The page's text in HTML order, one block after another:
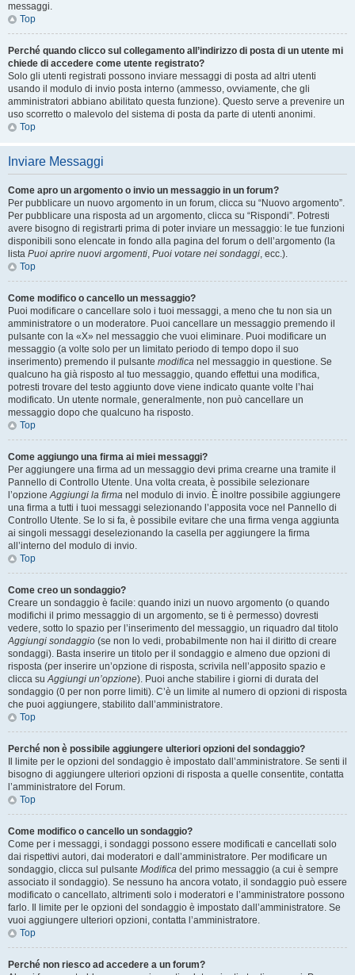
messaggi.
Top
Perché quando clicco sul collegamento all’indirizzo di posta di un utente mi
chiede di accedere come utente registrato?
Solo gli utenti registrati possono inviare messaggi di posta ad altri utenti
usando il modulo di invio posta interno (ammesso, ovviamente, che gli
amministratori abbiano abilitato questa funzione). Questo serve a prevenire un
uso scorretto o malevolo del sistema di posta da parte di utenti anonimi.
Top
Inviare Messaggi
Come apro un argomento o invio un messaggio in un forum?
Per pubblicare un nuovo argomento in un forum, clicca su “Nuovo argomento”.
Per pubblicare una risposta ad un argomento, clicca su “Rispondi”. Potresti
avere bisogno di registrarti prima di poter inviare un messaggio: le tue funzioni
disponibili sono elencate in fondo alla pagina del forum o dell’argomento (la
lista Puoi aprire nuovi argomenti, Puoi votare nei sondaggi, ecc.).
Top
Come modifico o cancello un messaggio?
Puoi modificare o cancellare solo i tuoi messaggi, a meno che tu non sia un
amministratore o un moderatore. Puoi cancellare un messaggio premendo il
pulsante con la «X» nel messaggio che vuoi eliminare. Puoi modificare un
messaggio (a volte solo per un limitato periodo di tempo dopo il suo
inserimento) premendo il pulsante modifica nel messaggio in questione. Se
qualcuno ha già risposto al tuo messaggio, quando effettui una modifica,
potresti trovare del testo aggiunto dove viene indicato quante volte l’hai
modificato. Un utente normale, generalmente, non può cancellare un
messaggio dopo che qualcuno ha risposto.
Top
Come aggiungo una firma ai miei messaggi?
Per aggiungere una firma ad un messaggio devi prima crearne una tramite il
Pannello di Controllo Utente. Una volta creata, è possibile selezionare
l’opzioneAggiungi la firma nel modulo di invio. È inoltre possibile aggiungere
una firma a tutti i tuoi messaggi selezionando l’apposita voce nel Pannello di
Controllo Utente. Se lo si fa, è possibile evitare che una firma venga aggiunta
ai singoli messaggi deselezionando la casella per aggiungere la firma
all’interno del modulo di invio.
Top
Come creo un sondaggio?
Creare un sondaggio è facile: quando inizi un nuovo argomento (o quando
modifichi il primo messaggio di un argomento, se ti è permesso) dovresti
vedere, sotto lo spazio per l’inserimento del messaggio, un riquadro dal titolo
Aggiungi sondaggio (se non lo vedi, probabilmente non hai il diritto di creare
sondaggi). Basta inserire un titolo per il sondaggio e almeno due opzioni di
risposta (per inserire un’opzione di risposta, scrivila nell’apposito spazio e
clicca suAggiungi un’opzione). Puoi anche stabilire i giorni di durata del
sondaggio (0 per non porre limiti). C’è un limite al numero di opzioni di risposta
che puoi aggiungere, stabilito dall’amministratore.
Top
Perché non è possibile aggiungere ulteriori opzioni del sondaggio?
Il limite per le opzioni del sondaggio è impostato dall’amministratore. Se senti il
bisogno di aggiungere ulteriori opzioni di risposta a quelle consentite, contatta
l’amministratore del Forum.
Top
Come modifico o cancello un sondaggio?
Come per i messaggi, i sondaggi possono essere modificati e cancellati solo
dai rispettivi autori, dai moderatori e dall’amministratore. Per modificare un
sondaggio, clicca sul pulsante Modifica del primo messaggio (a cui è sempre
associato il sondaggio). Se nessuno ha ancora votato, il sondaggio può essere
modificato o cancellato, altrimenti solo i moderatori e l’amministratore possono
farlo. Il limite per le opzioni del sondaggio è impostato dall’amministratore. Se
vuoi aggiungere ulteriori opzioni, contatta l’amministratore.
Top
Perché non riesco ad accedere a un forum?